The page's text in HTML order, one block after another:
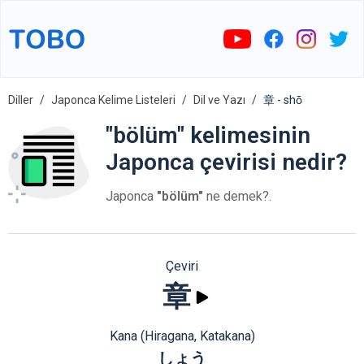
Diller Japonca Kelime Listeleri Dil ve Yazı 章 - shō
"bölüm" kelimesinin
Japonca çevirisi nedir?
Japonca "bölüm" ne demek?.
Çeviri
章
Kana (Hiragana, Katakana)
しょう